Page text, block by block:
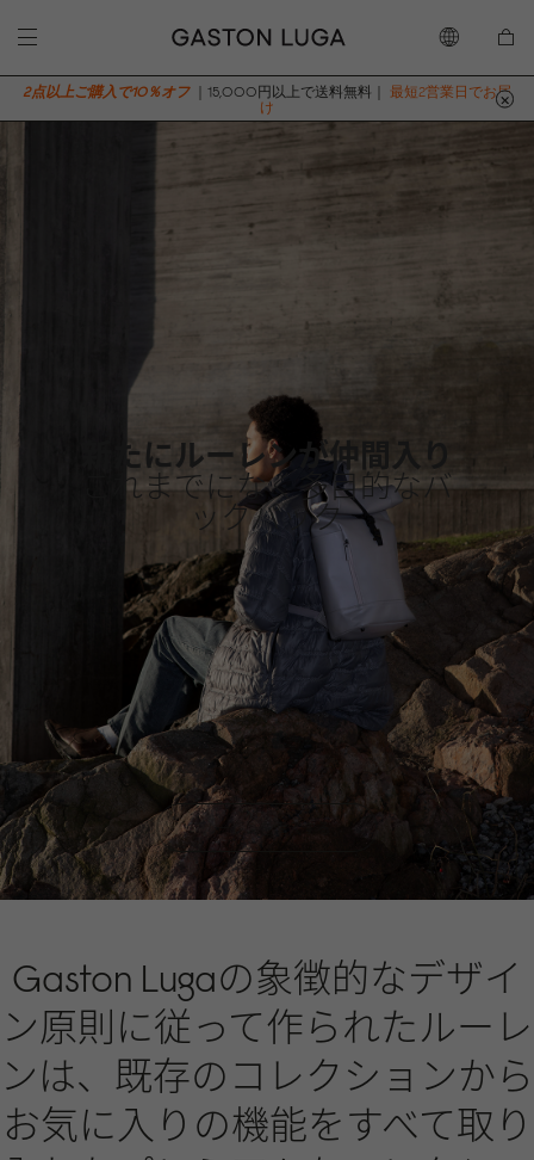
2点以上ご購入で10％オフ ｜15,000円以上で送料無料｜ 最短2営業日でお届
け
新たにルーレンが仲間入り
これまでになく多目的なバ
ックパック
Gaston Lugaの象徴的なデザイ
ン原則に従って作られたルーレ
ンは、既存のコレクションから
お気に入りの機能をすべて取り